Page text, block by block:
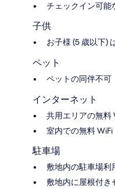
チェックイン可能
子供
お子様 (5 歳以下)
ペット
ペットの同伴不可
インターネット
共用エリアの無料
室内での無料 WiFi
駐車場
敷地内の駐車場利
敷地内に屋根付き